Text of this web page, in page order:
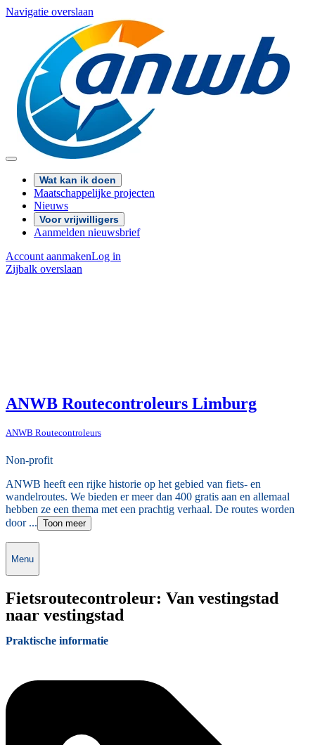
Navigatie overslaan
Wat kan ik doen
Maatschappelijke projecten
Nieuws
Voor vrijwilligers
Aanmelden nieuwsbrief
Account aanmakenLog in
Zijbalk overslaan
ANWB Routecontroleurs Limburg
ANWB Routecontroleurs
Non-profit
ANWB heeft een rijke historie op het gebied van fiets- en
wandelroutes. We bieden er meer dan 400 gratis aan en allemaal
hebben ze een thema met een prachtig verhaal. De routes worden
door ... Toon meer
Menu
Fietsroutecontroleur: Van vestingstad
naar vestingstad
Praktische informatie